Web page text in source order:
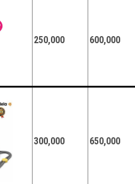
250,000 600,000
300,000 650,000